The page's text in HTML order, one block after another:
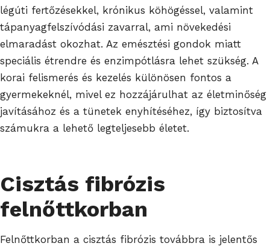
légúti fertőzésekkel, krónikus köhögéssel, valamint
tápanyagfelszívódási zavarral, ami növekedési
elmaradást okozhat. Az emésztési gondok miatt
speciális étrendre és enzimpótlásra lehet szükség. A
korai felismerés és kezelés különösen fontos a
gyermekeknél, mivel ez hozzájárulhat az életminőség
javításához és a tünetek enyhítéséhez, így biztosítva
számukra a lehető legteljesebb életet.
Cisztás fibrózis
felnőttkorban
Felnőttkorban a cisztás fibrózis továbbra is jelentős